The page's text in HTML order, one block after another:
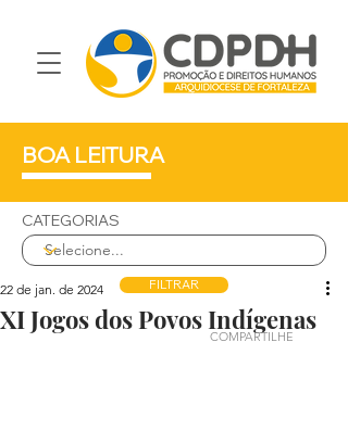
BOA LEITURA
XI Jogos dos Povos Indígenas
22 de jan. de 2024
COMPARTILHE
CATEGORIAS
FILTRAR